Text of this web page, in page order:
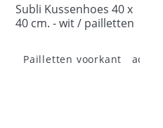
Subli Kussenhoes 40 x
40 cm. - wit / pailletten
Pailletten voorkant